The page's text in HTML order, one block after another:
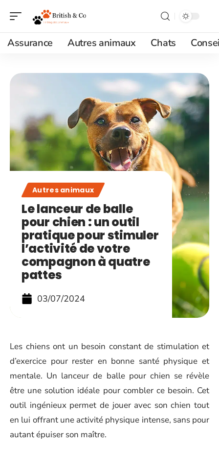
Assurance Autres animaux Chats
Autres animaux
Le lanceur de balle
pour chien : un outil
pratique pour stimuler
l’activité de votre
compagnon à quatre
pattes
03/07/2024
Les chiens ont un besoin constant de stimulation et
d’exercice pour rester en bonne santé physique et
mentale. Un lanceur de balle pour chien se révèle
être une solution idéale pour combler ce besoin. Cet
outil ingénieux permet de jouer avec son chien tout
en lui offrant une activité physique intense, sans pour
autant épuiser son maître.